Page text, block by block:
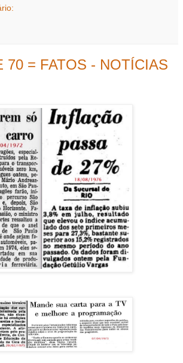
70 = FATOS - NOTÍCIAS